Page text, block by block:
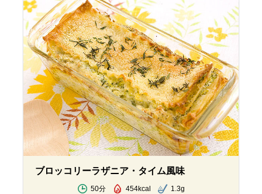
ブロッコリーラザニア・タイム風味
50分 454kcal 1.3g